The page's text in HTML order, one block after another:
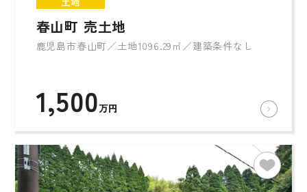
春山町 売土地
鹿児島市春山町／土地1096.29㎡／建築条件なし
1,500万円